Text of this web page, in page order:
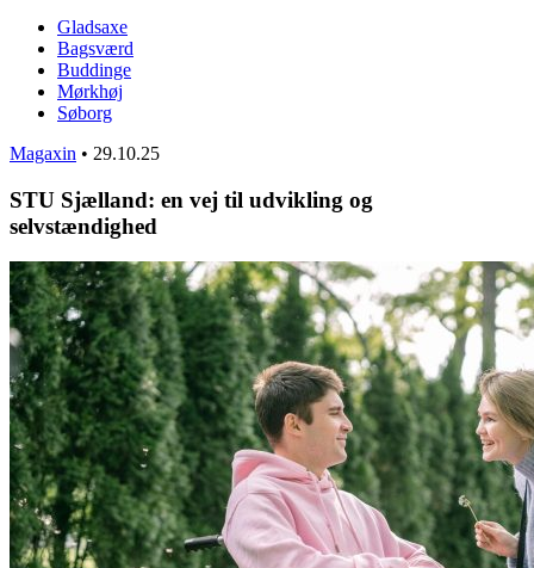
Gladsaxe
Bagsværd
Buddinge
Mørkhøj
Søborg
Magaxin • 29.10.25
STU Sjælland: en vej til udvikling og
selvstændighed